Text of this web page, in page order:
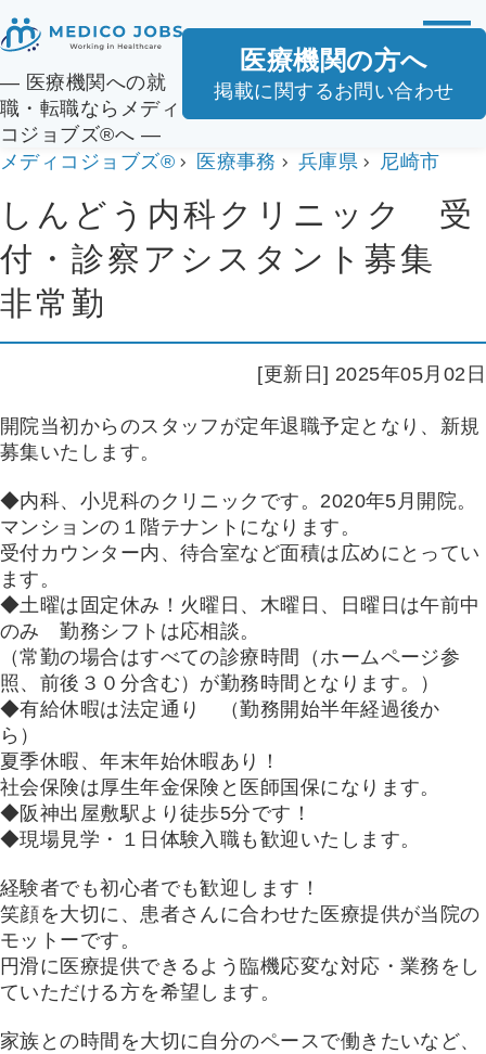
― 医療機関への就
職・転職ならメディ
コジョブズ®へ ―
医療機関の方へ
掲載に関するお問い合わせ
メディコジョブズ® 医療事務 兵庫県 尼崎市
しんどう内科クリニック 受
付・診察アシスタント募集
非常勤
[更新日] 2025年05月02日
開院当初からのスタッフが定年退職予定となり、新規
募集いたします。
◆内科、小児科のクリニックです。2020年5月開院。
マンションの１階テナントになります。
受付カウンター内、待合室など面積は広めにとってい
ます。
◆土曜は固定休み！火曜日、木曜日、日曜日は午前中
のみ 勤務シフトは応相談。
（常勤の場合はすべての診療時間（ホームページ参
照、前後３０分含む）が勤務時間となります。）
◆有給休暇は法定通り （勤務開始半年経過後か
ら）
夏季休暇、年末年始休暇あり！
社会保険は厚生年金保険と医師国保になります。
◆阪神出屋敷駅より徒歩5分です！
◆現場見学・１日体験入職も歓迎いたします。
経験者でも初心者でも歓迎します！
笑顔を大切に、患者さんに合わせた医療提供が当院の
モットーです。
円滑に医療提供できるよう臨機応変な対応・業務をし
ていただける方を希望します。
家族との時間を大切に自分のペースで働きたいなど、